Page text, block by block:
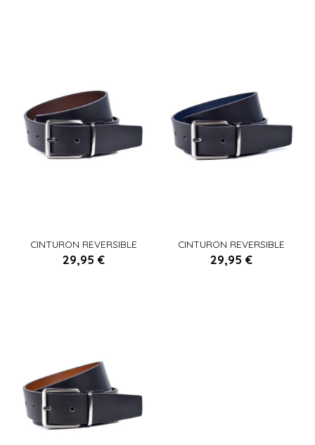
CINTURON REVERSIBLE
MARRON
29,95 €
105
110 115
CINTURON REVERSIBLE
MARINO
29,95 €
110
115